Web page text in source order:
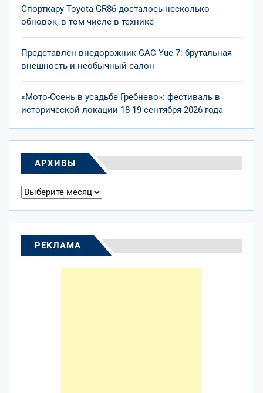
Спорткару Toyota GR86 досталось несколько
обновок, в том числе в технике
Представлен внедорожник GAC Yue 7: брутальная
внешность и необычный салон
«Мото-Осень в усадьбе Гребнево»: фестиваль в
исторической локации 18-19 сентября 2026 года
АРХИВЫ
Архивы
РЕКЛАМА